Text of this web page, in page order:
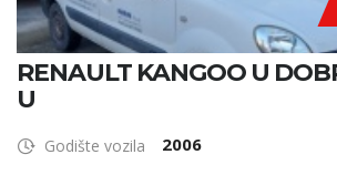
RENAULT KANGOO U
U
Godište vozila 2006